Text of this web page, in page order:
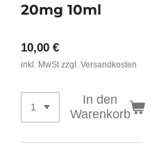
20mg 10ml
10,00 €
inkl. MwSt zzgl. Versandkosten
In den
Warenkorb